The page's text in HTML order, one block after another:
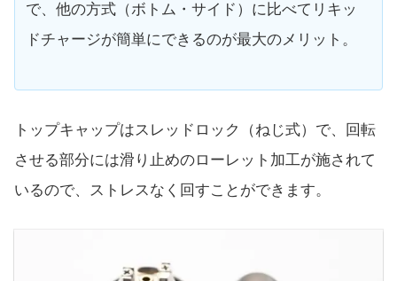
で、他の方式（ボトム・サイド）に比べてリキッ
ドチャージが簡単にできるのが最大のメリット。
トップキャップはスレッドロック（ねじ式）で、回転
させる部分には滑り止めのローレット加工が施されて
いるので、ストレスなく回すことができます。